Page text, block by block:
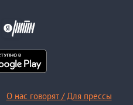
О нас говорят / Для прессы